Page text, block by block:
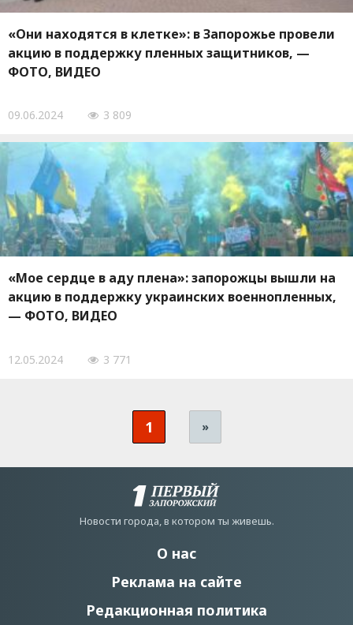
«Они находятся в клетке»: в Запорожье провели
акцию в поддержку пленных защитников, —
ФОТО, ВИДЕО
09.06.2024 3 809
«Мое сердце в аду плена»: запорожцы вышли на
акцию в поддержку украинских военнопленных,
— ФОТО, ВИДЕО
12.05.2024 3 771
1 »
Новости города, в котором ты живешь.
О нас
Реклама на сайте
Редакционная политика